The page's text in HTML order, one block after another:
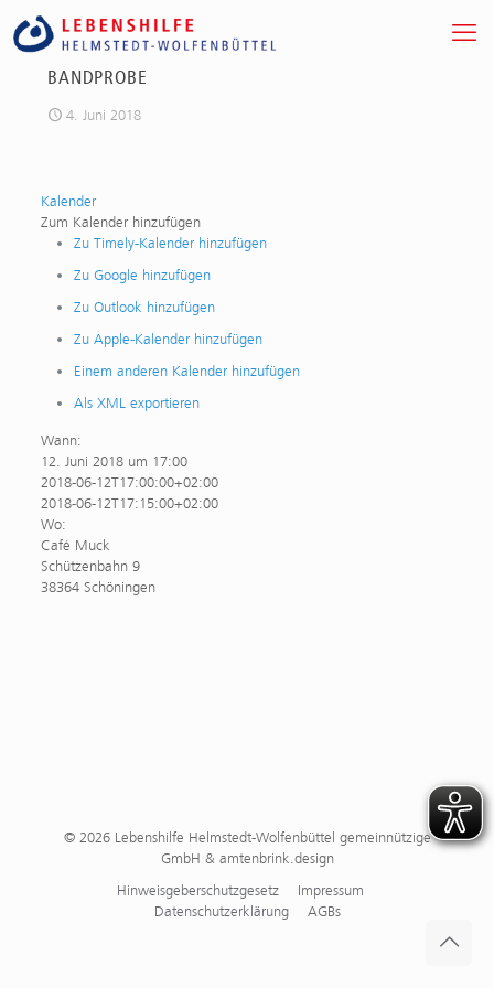
BANDPROBE
4. Juni 2018
Kalender
Zum Kalender hinzufügen
Zu Timely-Kalender hinzufügen
Zu Google hinzufügen
Zu Outlook hinzufügen
Zu Apple-Kalender hinzufügen
Einem anderen Kalender hinzufügen
Als XML exportieren
Wann:
12. Juni 2018 um 17:00
2018-06-12T17:00:00+02:00
2018-06-12T17:15:00+02:00
Wo:
Café Muck
Schützenbahn 9
38364 Schöningen
© 2026 Lebenshilfe Helmstedt-Wolfenbüttel gemeinnützige
GmbH & amtenbrink.design
Hinweisgeberschutzgesetz
Impressum
Datenschutzerklärung
AGBs